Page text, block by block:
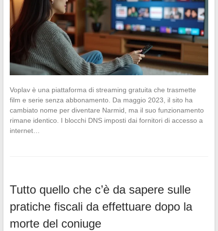
Voplav è una piattaforma di streaming gratuita che trasmette
film e serie senza abbonamento. Da maggio 2023, il sito ha
cambiato nome per diventare Narmid, ma il suo funzionamento
rimane identico. I blocchi DNS imposti dai fornitori di accesso a
internet…
Tutto quello che c’è da sapere sulle
pratiche fiscali da effettuare dopo la
morte del coniuge